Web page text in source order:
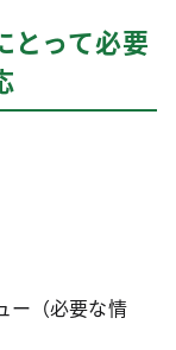
とって必要
ー（必要な情